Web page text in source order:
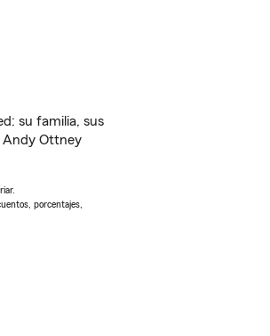
su familia, sus
Andy Ottney
porcentajes,